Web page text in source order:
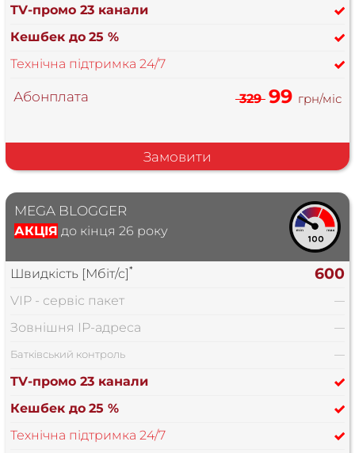
TV-промо 23 канали
Кешбек до 25 %
Технічна підтримка 24/7
Абонплата 329 99 грн/міс
Замовити
MEGA BLOGGER
АКЦІЯ до кінця 26 року
Швидкість [Мбіт/с]* 600
VIP - сервіс пакет —
Зовнішня IP-адреса —
Батківський контроль —
TV-промо 23 канали
Кешбек до 25 %
Технічна підтримка 24/7